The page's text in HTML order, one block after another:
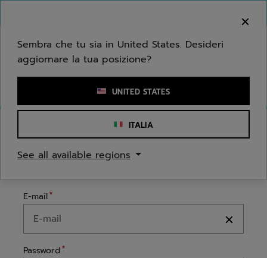
Inserisci una parola chiave o il numero di un articolo
ACCEDI CREA UN ACCOUNT
E-mail
Password
Sembra che tu sia in United States. Desideri
aggiornare la tua posizione?
UNITED STATES
ITALIA
See all available regions